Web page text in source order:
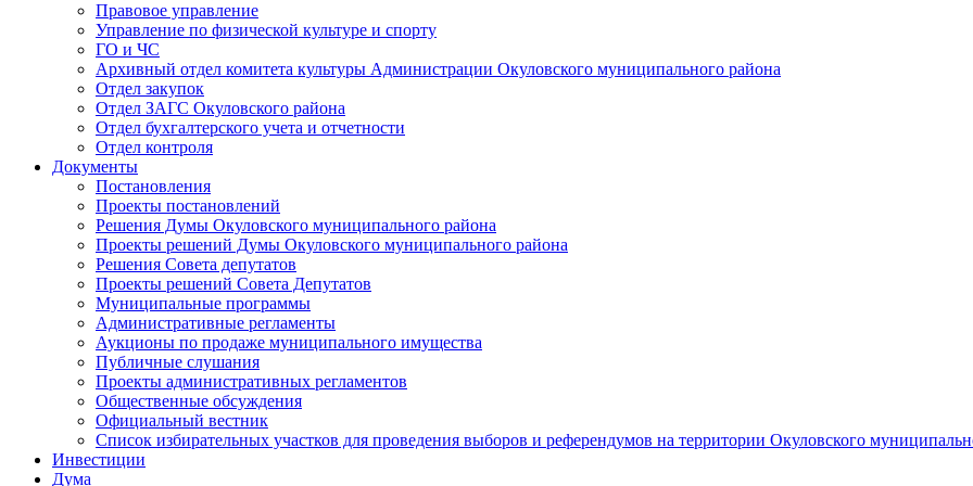
Правовое управление
Управление по физической культуре и спорту
ГО и ЧС
Архивный отдел комитета культуры Администрации Окуловского муниципального района
Отдел закупок
Отдел ЗАГС Окуловского района
Отдел бухгалтерского учета и отчетности
Отдел контроля
Документы
Постановления
Проекты постановлений
Решения Думы Окуловского муниципального района
Проекты решений Думы Окуловского муниципального района
Решения Совета депутатов
Проекты решений Совета Депутатов
Муниципальные программы
Административные регламенты
Аукционы по продаже муниципального имущества
Публичные слушания
Проекты административных регламентов
Общественные обсуждения
Официальный вестник
Список избирательных участков для проведения выборов и референдумов на территории Окуловского
Инвестиции
Дума